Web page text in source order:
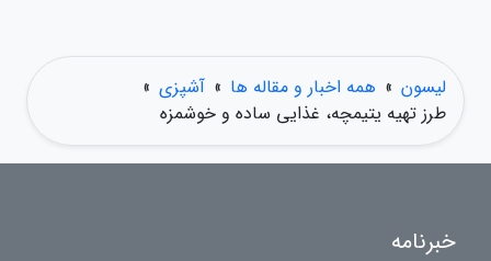
لیسون » همه اخبار و مقاله ها » آشپزی »
طرز تهیه یتیمچه، غذایی ساده و خوشمزه
خبرنامه